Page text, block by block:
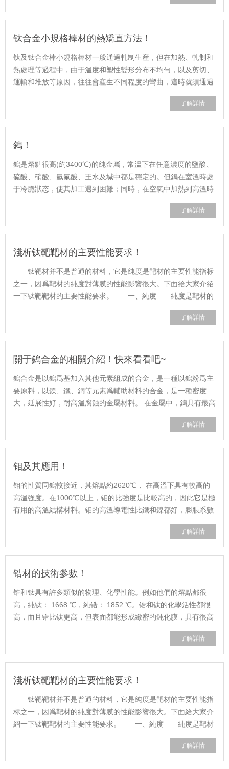
钛合金小規格棒材的熱矯直方法！
钛及钛合金棒小規格棒材一般通過軋制生産，但在加熱、軋制和
熱處理等過程中，由于溫度和塑性變形分布不均勻，以及剪切、
運輸和堆放等原因，往往會産生不同程度的彎曲，這時就須通過
了解詳情
鎢！
鎢是熔點很高(約3400℃)的純金屬，常溫下在任意濃度的鹽酸、
硫酸、硝酸、氫氟酸、王水及堿中都是穩定的。但鎢在室溫時處
于冷脆狀态，使其加工遇到困難；同時，在空氣中加熱到高溫時
了解詳情
淺析钛靶靶材的主要性能要求！
钛靶材并不是普通的材料，它是純度是靶材的主要性能指标
之一，因爲靶材的純度對薄膜的性能影響很大。下面給大家介紹
一下钛靶靶材的主要性能要求。 一、純度 純度是靶材的
了解詳情
關于鎢合金的相關介紹！快來看看吧~
鎢合金是以鎢爲基加入其他元素組成的合金，是一種以鎢粉爲主
要原料，以鎳、鐵、銅等元素爲輔助材料的合金，是一種密度
大，延展性好，耐高溫腐蝕的金屬材料。 在金屬中，鎢具有最高
了解詳情
钼及其應用！
钼的性質同鎢較接近，其熔點約2620℃， 在高溫下具有較高的
高溫強度。在1000℃以上，钼的比強度是比較高的，因此它是極
有用的高溫結構材料。钼的高溫導電性比鐵和鎳都好，膨脹系數
了解詳情
锆材的技術參數！
锆和钛具有許多類似的物理、化學性能。例如他們的熔點都很
高，純钛： 1668 ℃，純锆： 1852 ℃。锆和钛的化學活性都很
高，而且锆比钛更高，但表面都能形成緻密的鈍化膜，具有很高
了解詳情
淺析钛靶靶材的主要性能要求！
钛靶靶材并不是普通的材料，它是純度是靶材的主要性能指
标之一，因爲靶材的純度對薄膜的性能影響很大。下面給大家介
紹一下钛靶靶材的主要性能要求。 一、純度 純度是靶材
了解詳情